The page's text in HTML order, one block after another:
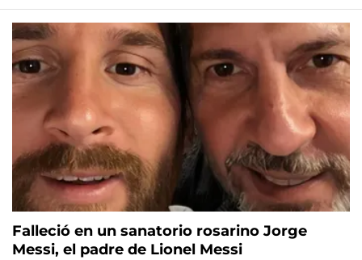
Falleció en un sanatorio rosarino Jorge
Messi, el padre de Lionel Messi